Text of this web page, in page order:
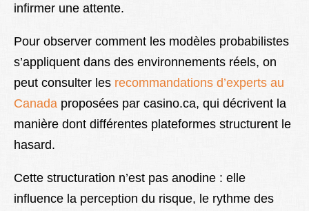
infirmer une attente.
Pour observer comment les modèles probabilistes
s’appliquent dans des environnements réels, on
peut consulter les recommandations d’experts au
Canada proposées par casino.ca, qui décrivent la
manière dont différentes plateformes structurent le
hasard.
Cette structuration n’est pas anodine : elle
influence la perception du risque, le rythme des